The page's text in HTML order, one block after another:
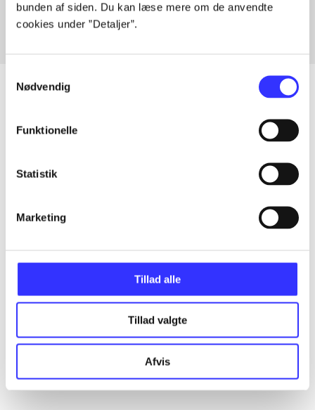
bunden af siden. Du kan læse mere om de anvendte
cookies under ”Detaljer”.
Nødvendig
Funktionelle
Statistik
Marketing
Tillad alle
Tillad valgte
Afvis
Artikler